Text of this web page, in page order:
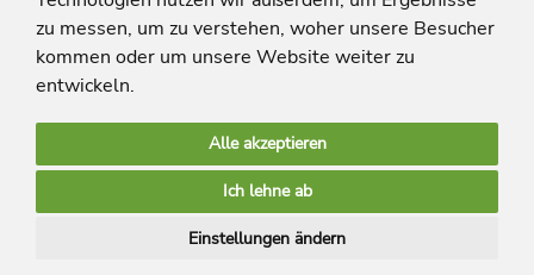
zu messen, um zu verstehen, woher unsere Besucher
kommen oder um unsere Website weiter zu
entwickeln.
Alle akzeptieren
Ich lehne ab
Einstellungen ändern
limango Apps